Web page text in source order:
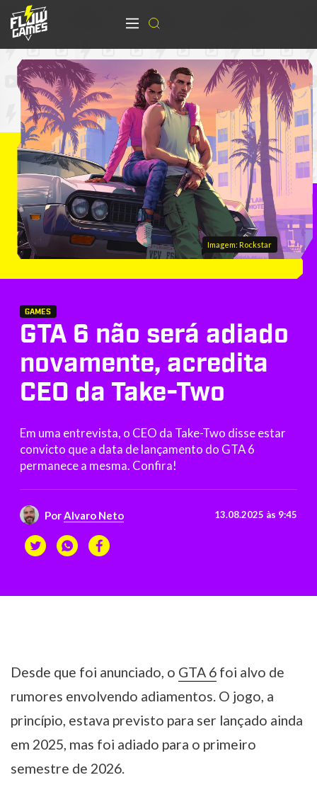
Imagem: Rockstar
GAMES
GTA 6 não será adiado
novamente, acredita
CEO da Take-Two
Em uma entrevista, o CEO da Take-Two disse estar
convicto que a data de lançamento do GTA 6
permanece a mesma. Confira!
Por Alvaro Neto 13.08.2025 às 9:45
Desde que foi anunciado, o GTA 6 foi alvo de
rumores envolvendo adiamentos. O jogo, a
princípio, estava previsto para ser lançado ainda
em 2025, mas foi adiado para o primeiro
semestre de 2026.